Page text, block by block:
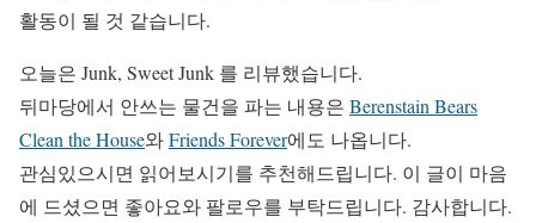
활동이 될 것 같습니다.
오늘은 Junk, Sweet Junk 를 리뷰했습니다.
뒤마당에서 안쓰는 물건을 파는 내용은 Berenstain Bears
Clean the House와Friends Forever에도 나옵니다.
관심있으시면 읽어보시기를 추천해드립니다. 이 글이 마음
에 드셨으면 좋아요와 팔로우를 부탁드립니다. 감사합니다.